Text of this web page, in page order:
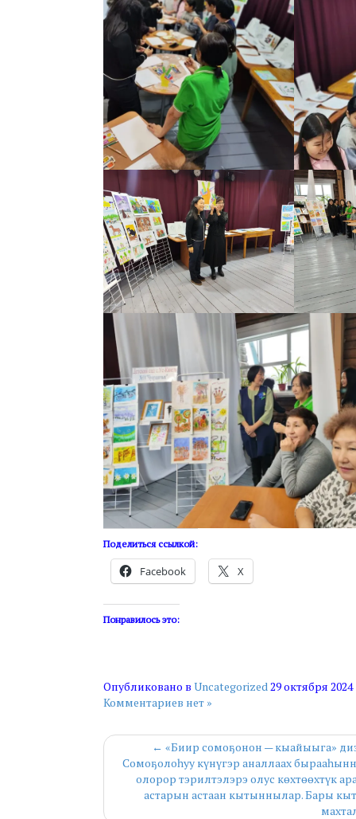
Поделиться ссылкой:
Facebook X
Понравилось это:
Опубликовано в Uncategorized29 октября 2024
Комментариев нет »
← «Биир сомоҕонон — кыайыыга»
Сомоҕолоһуу күнүгэр аналлаах
олорор тэрилтэлэрэ олус көхтөөхтүк
астарын астаан кытыннылар. Бары